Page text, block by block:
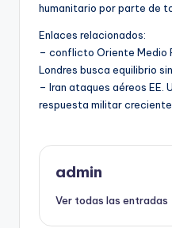
humanitario por parte de
Enlaces relacionados:
– conflicto Oriente Medio
Londres busca equilibrio
– Iran ataques aéreos EE.
respuesta militar creciente
admin
Ver todas las entradas